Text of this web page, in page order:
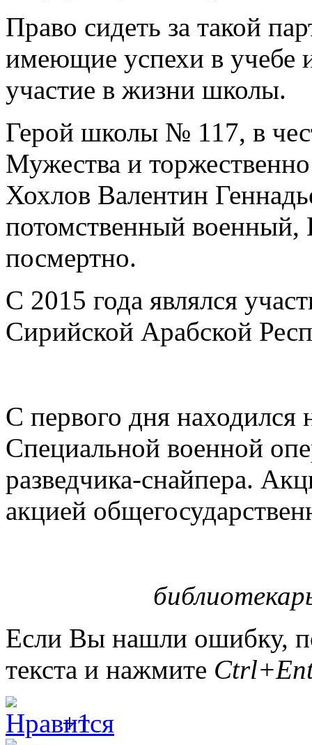
Право сидеть за такой
имеющие успехи в учебе
участие в жизни школы.
Герой школы № 117, в
Мужества и
Хохлов Валентин
потомственный военный,
посмертно.
С 2015 года являлся
Сирийской Арабской
С первого дня находился
Специальной военной
разведчика-снайпера.
акцией
Если Вы нашли ошибку,
текста и нажмите
+1